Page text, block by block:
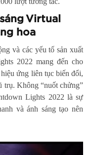
Virtual
hoa
và các yếu tố sản xuất
2022 mang đến cho
ứng liên tục biến đổi,
trụ. Không “nuốt chửng”
Lights 2022 là sự
và ánh sáng tạo nên